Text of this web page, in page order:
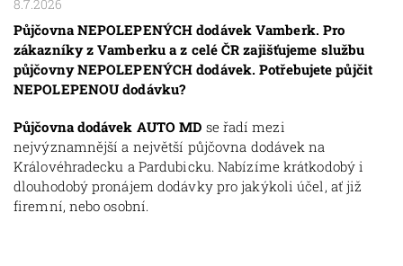
8.7.2026
Půjčovna NEPOLEPENÝCH dodávek Vamberk. Pro
zákazníky z Vamberku a z celé ČR zajišťujeme službu
půjčovny NEPOLEPENÝCH dodávek. Potřebujete půjčit
NEPOLEPENOU dodávku?
Půjčovna dodávek AUTO MD se řadí mezi
nejvýznamnější a největší půjčovna dodávek na
Královéhradecku a Pardubicku. Nabízíme krátkodobý i
dlouhodobý pronájem dodávky pro jakýkoli účel, ať již
firemní, nebo osobní.